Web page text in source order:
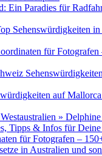
Ein Paradies für
Sehenswürdigkeiten
für
auf
» Delphine
Tipps & Infos für
für Fotografen –
in Australien und